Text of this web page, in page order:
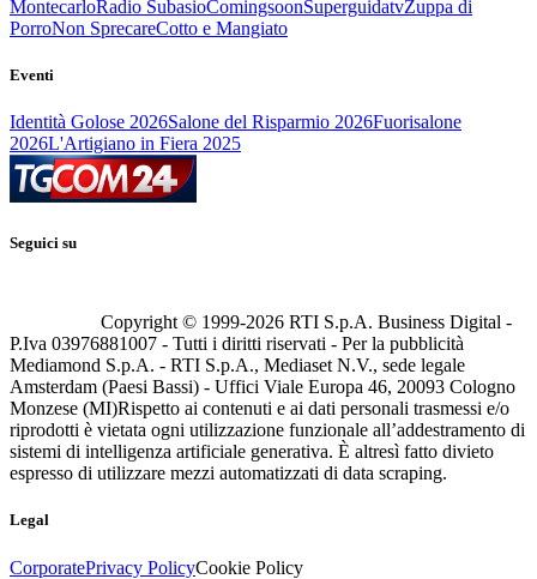
MontecarloRadio SubasioComingsoonSuperguidatvZuppa di
PorroNon SprecareCotto e Mangiato
Eventi
Identità Golose 2026Salone del Risparmio 2026Fuorisalone
2026L'Artigiano in Fiera 2025
Seguici su
Copyright © 1999-2026 RTI S.p.A. Business Digital -
P.Iva 03976881007 - Tutti i diritti riservati - Per la pubblicità
Mediamond S.p.A. - RTI S.p.A., Mediaset N.V., sede legale
Amsterdam (Paesi Bassi) - Uffici Viale Europa 46, 20093 Cologno
Monzese (MI)Rispetto ai contenuti e ai dati personali trasmessi e/o
riprodotti è vietata ogni utilizzazione funzionale all’addestramento di
sistemi di intelligenza artificiale generativa. È altresì fatto divieto
espresso di utilizzare mezzi automatizzati di data scraping.
Legal
CorporatePrivacy PolicyCookie Policy